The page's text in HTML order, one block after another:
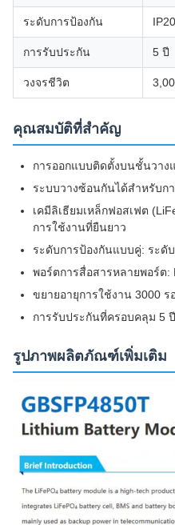
ระดับการป้องกัน
การรับประกัน 5 ปี
วงจรชีวิต
คุณสมบัติที่สำคัญ
การออกแบบติดตั้งบนชั้นวาง
ระบบวางซ้อนกันได้สำหรับก
เคมีลิเธียมเหล็กฟอสเฟต
การใช้งานที่ยืนยาว
ระดับการป้องกันแบบคู่: ระดั
พอร์ตการสื่อสารหลายพอร์ต:
ขยายอายุการใช้งาน 3000 ร
การรับประกันที่ครอบคลุม 5 ปี
รูปภาพผลิตภัณฑ์เพิ่มเติม